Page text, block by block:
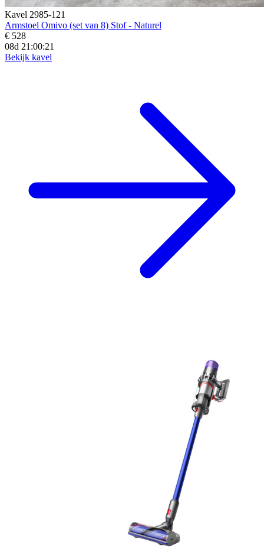
Kavel 2985-121
Armstoel Omivo (set van 8) Stof - Naturel
€ 528
08d 21:00:19
Bekijk kavel